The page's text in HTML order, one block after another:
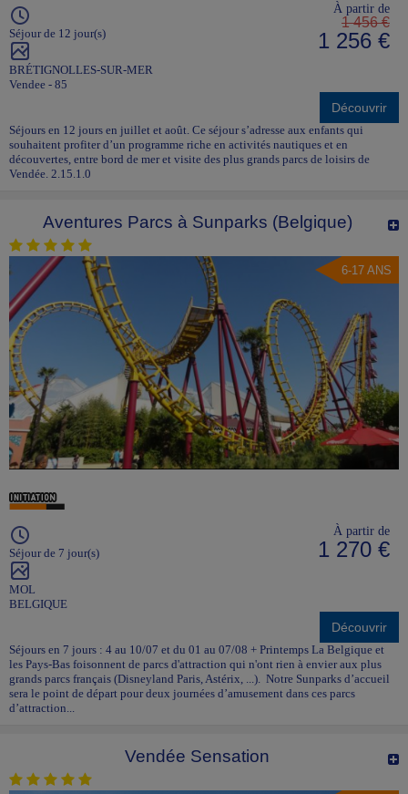
Séjour de 12 jour(s)
BRÉTIGNOLLES-SUR-MER
Vendee - 85
À partir de
1 456 €
1 256 €
Découvrir
Séjours en 12 jours en juillet et août. Ce séjour s’adresse aux enfants qui
souhaitent profiter d’un programme riche en activités nautiques et en
découvertes, entre bord de mer et visite des plus grands parcs de loisirs de
Vendée. 2.15.1.0
Aventures Parcs à Sunparks (Belgique)
6-17 ANS
Séjour de 7 jour(s)
MOL
BELGIQUE
À partir de
1 270 €
Découvrir
Séjours en 7 jours : 4 au 10/07 et du 01 au 07/08 + Printemps La Belgique et
les Pays-Bas foisonnent de parcs d'attraction qui n'ont rien à envier aux plus
grands parcs français (Disneyland Paris, Astérix, ...). Notre Sunparks d’accueil
sera le point de départ pour deux journées d’amusement dans ces parcs
d’attraction...
Vendée Sensation